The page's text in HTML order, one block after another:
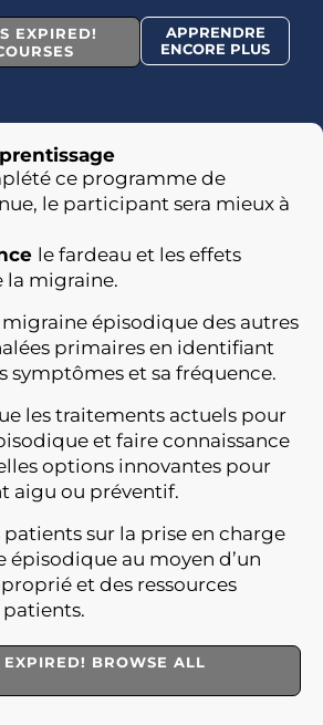
EXPIRED!
APPRENDRE
ENCORE PLUS
ce programme de
le participant sera mieux à
le fardeau et les effets
la migraine.
migraine épisodique des autres
primaires en identifiant
symptômes et sa fréquence.
les traitements actuels pour
et faire connaissance
options innovantes pour
aigu ou préventif.
patients sur la prise en charge
épisodique au moyen d’un
et des ressources
patients.
EXPIRED! BROWSE ALL